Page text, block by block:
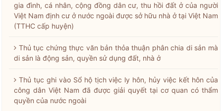
gia đình, cá nhân, cộng đồng dân cư, thu hồi đất ở của người
Việt Nam định cư ở nước ngoài được sở hữu nhà ở tại Việt Nam
(TTHC cấp huyện)
Thủ tục chứng thực văn bản thỏa thuận phân chia di sản mà
di sản là động sản, quyền sử dụng đất, nhà ở
Thủ tục ghi vào Sổ hộ tịch việc ly hôn, hủy việc kết hôn của
công dân Việt Nam đã được giải quyết tại cơ quan có thẩm
quyền của nước ngoài